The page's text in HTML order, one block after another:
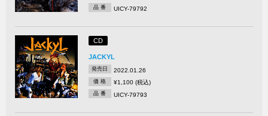
品 番 UICY-79792
CD
JACKYL
発売日 2022.01.26
価 格 ¥1,100 (税込)
品 番 UICY-79793